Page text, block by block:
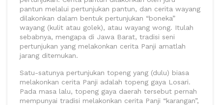
pantun melalui pertunjukan pantun, dan cerita wayang
dilakonkan dalam bentuk pertunjukan “boneka”
wayang (kulit atau golek), atau wayang wong. Itulah
sebabnya, mengapa di Jawa Barat, tradisi seni
pertunjukan yang melakonkan cerita Panji amatlah
jarang ditemukan.
Satu-satunya pertunjukan topeng yang (dulu) biasa
melakonkan cerita Panji adalah topeng gaya Losari.
Pada masa lalu, topeng gaya daerah tersebut pernah
mempunyai tradisi melakonkan cerita Panji “karangan”,